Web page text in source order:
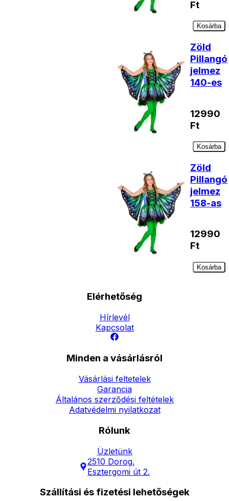
Ft
Kosárba
Zöld
Pillangó
jelmez
140-es
12990
Ft
Kosárba
Zöld
Pillangó
jelmez
158-as
12990
Ft
Kosárba
Elérhetőség
Hírlevél
Kapcsolat
Minden a vásárlásról
Vásárlási feltetelek
Garancia
Általános szerződési feltételek
Adatvédelmi nyilatkozat
Rólunk
Üzletünk
2510 Dorog,
Esztergomi út 2.
Szállítási és fizetési lehetőségek